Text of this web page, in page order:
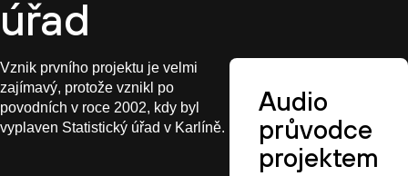
úřad
Vznik prvního projektu je velmi
zajímavý, protože vznikl po
povodních v roce 2002, kdy byl
vyplaven Statistický úřad v Karlíně.
Audio
průvodce
projektem